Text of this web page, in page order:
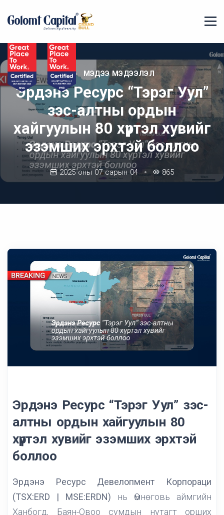
МЭДЭЭ МЭДЭЭЛЭЛ
Эрдэнэ Ресурс “Тэрэг Уул”
зэс-алтны ордын
хайгуулын 80 хүртэл хувийг
эзэмших эрхтэй боллоо
2025 оны 07 сарын 04 865
Эрдэнэ Ресурс “Тэрэг Уул” зэс-
алтны ордын хайгуулын 80
хүртэл хувийг эзэмших эрхтэй
боллоо
Эрдэнэ Ресурс Девелопмент Корпораци
(TSX:ERD | MSE:ERDN) нь Өмнөговь аймгийн
Ханбогд, Баян-Овоо сумдын нутагт орших